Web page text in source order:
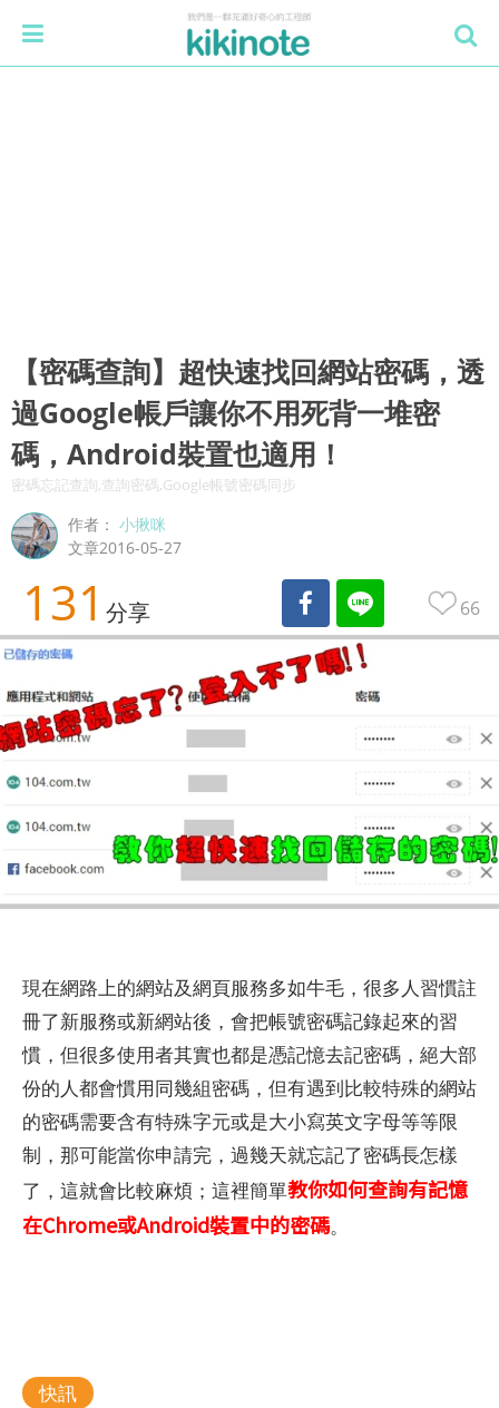
【密碼查詢】超快速找回網站密碼，透
過Google帳戶讓你不用死背一堆密
碼，Android裝置也適用！
密碼忘記查詢,查詢密碼,Google帳號密碼同步
作者：小揪咪
文章2016-05-27
131 分享 66
現在網路上的網站及網頁服務多如牛毛，很多人習慣註
冊了新服務或新網站後，會把帳號密碼記錄起來的習
慣，但很多使用者其實也都是憑記憶去記密碼，絕大部
份的人都會慣用同幾組密碼，但有遇到比較特殊的網站
的密碼需要含有特殊字元或是大小寫英文字母等等限
制，那可能當你申請完，過幾天就忘記了密碼長怎樣
了，這就會比較麻煩；這裡簡單教你如何查詢有記憶
在Chrome或Android裝置中的密碼。
快訊